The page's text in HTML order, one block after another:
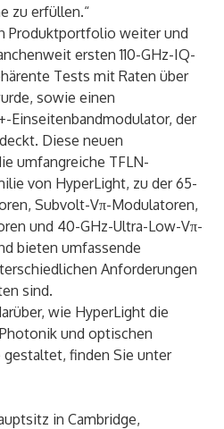
zu erfüllen.“
Produktportfolio weiter und
ersten 110-GHz-IQ-
Tests mit Raten über
sowie einen
Einseitenbandmodulator, der
Diese neuen
umfangreiche TFLN-
von HyperLight, zu der 65-
Subvolt-Vπ-Modulatoren,
und 40-GHz-Ultra-Low-Vπ-
bieten umfassende
Anforderungen
sind.
wie HyperLight die
und optischen
finden Sie unter
in Cambridge,